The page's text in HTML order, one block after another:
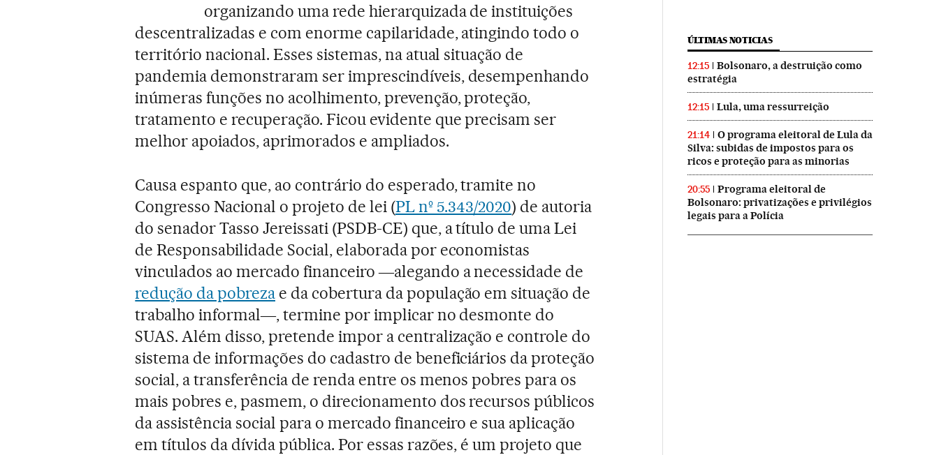
organizando uma rede hierarquizada de instituições
descentralizadas e com enorme capilaridade, atingindo todo o
território nacional. Esses sistemas, na atual situação de
pandemia demonstraram ser imprescindíveis, desempenhando
inúmeras funções no acolhimento, prevenção, proteção,
tratamento e recuperação. Ficou evidente que precisam ser
melhor apoiados, aprimorados e ampliados.
Causa espanto que, ao contrário do esperado, tramite no
Congresso Nacional o projeto de lei (PL nº 5.343/2020) de autoria
do senador Tasso Jereissati (PSDB-CE) que, a título de uma Lei
de Responsabilidade Social, elaborada por economistas
vinculados ao mercado financeiro ―alegando a necessidade de
redução da pobreza e da cobertura da população em situação de
trabalho informal―, termine por implicar no desmonte do
SUAS. Além disso, pretende impor a centralização e controle do
sistema de informações do cadastro de beneficiários da proteção
social, a transferência de renda entre os menos pobres para os
mais pobres e, pasmem, o direcionamento dos recursos públicos
da assistência social para o mercado financeiro e sua aplicação
em títulos da dívida pública. Por essas razões, é um projeto que
ÚLTIMAS NOTICIAS
12:15
Bolsonaro, a destruição como
estratégia
12:15 Lula, uma ressurreição
21:14
O programa eleitoral de Lula da
Silva: subidas de impostos para os
ricos e proteção para as minorias
20:55
Programa eleitoral de
Bolsonaro: privatizações e privilégios
legais para a Polícia